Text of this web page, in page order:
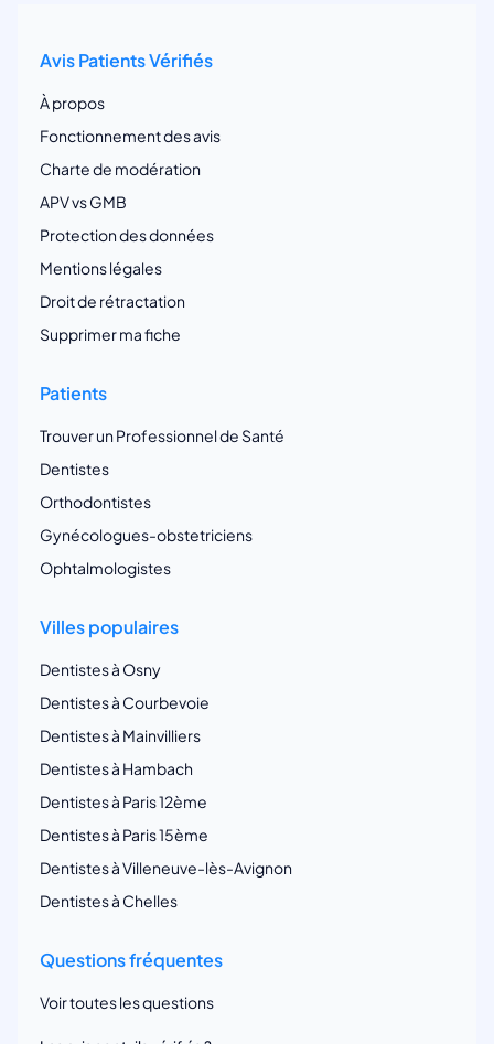
Avis Patients Vérifiés
À propos
Fonctionnement des avis
Charte de modération
APV vs GMB
Protection des données
Mentions légales
Droit de rétractation
Supprimer ma fiche
Patients
Trouver un Professionnel de Santé
Dentistes
Orthodontistes
Gynécologues-obstetriciens
Ophtalmologistes
Villes populaires
Dentistes à Osny
Dentistes à Courbevoie
Dentistes à Mainvilliers
Dentistes à Hambach
Dentistes à Paris 12ème
Dentistes à Paris 15ème
Dentistes à Villeneuve-lès-Avignon
Dentistes à Chelles
Questions fréquentes
Voir toutes les questions